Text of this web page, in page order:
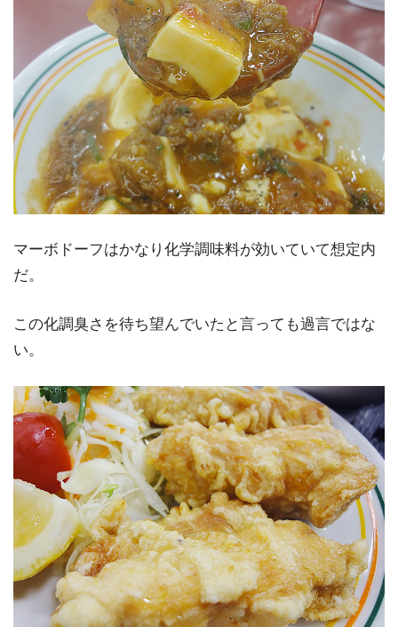
マーボドーフはかなり化学調味料が効いていて想定内
だ。
この化調臭さを待ち望んでいたと言っても過言ではな
い。